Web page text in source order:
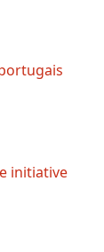
initiative